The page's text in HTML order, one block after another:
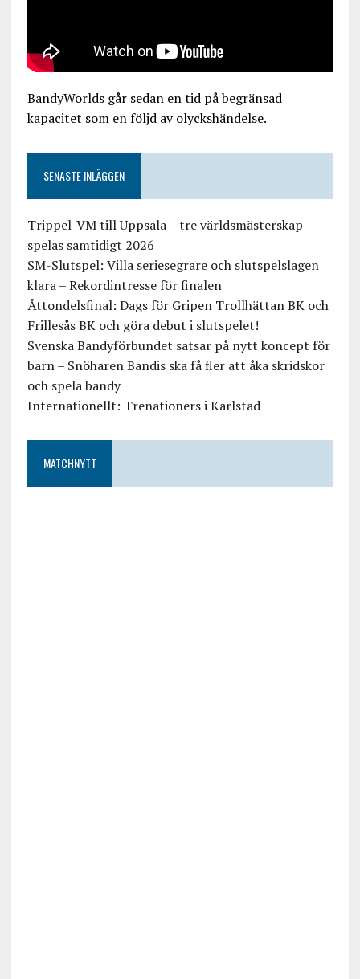
BandyWorlds går sedan en tid på begränsad
kapacitet som en följd av olyckshändelse.
SENASTE INLÄGGEN
Trippel-VM till Uppsala – tre världsmästerskap
spelas samtidigt 2026
SM-Slutspel: Villa seriesegrare och slutspelslagen
klara – Rekordintresse för finalen
Åttondelsfinal: Dags för Gripen Trollhättan BK och
Frillesås BK och göra debut i slutspelet!
Svenska Bandyförbundet satsar på nytt koncept för
barn – Snöharen Bandis ska få fler att åka skridskor
och spela bandy
Internationellt: Trenationers i Karlstad
MATCHNYTT